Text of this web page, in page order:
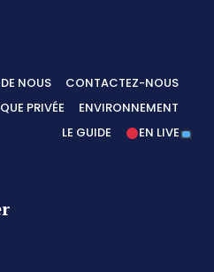
NOUS
CONTACTEZ-NOUS
PRIVÉE
ENVIRONNEMENT
LE GUIDE
EN LIVE